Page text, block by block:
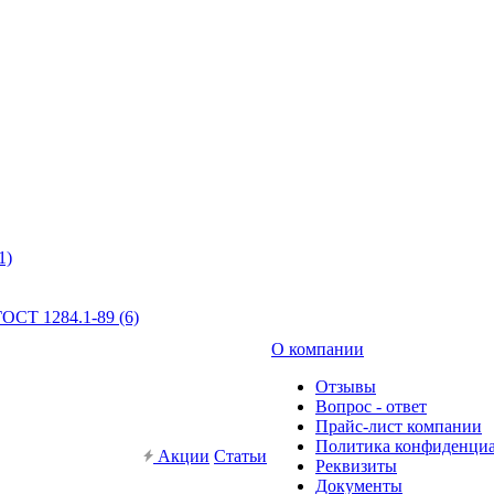
1284.1-89 (6)
Акции Статьи
О компании
Отзывы
Вопрос - ответ
Прайс-лист компании
Политика
Реквизиты
Документы